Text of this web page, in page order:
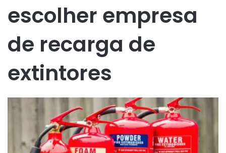
escolher empresa
de recarga de
extintores